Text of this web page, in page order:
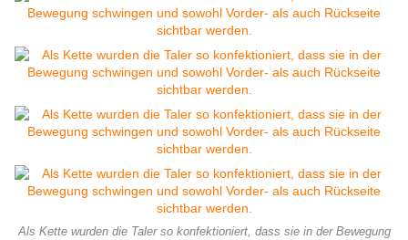
Als Kette wurden die Taler so konfektioniert, dass sie in der Bewegung